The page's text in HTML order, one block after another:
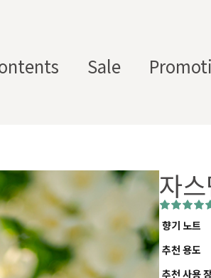
Sale
서 제공하는 프래그런스 오일, 천연 원료,
, 그 비율 그대로 향료를 배합·생산해 드
저, 룸 스프레이 등 다양한 제품에 활용할
트
타블렛
케어
저/석
고자
향기 노트
추천 용도
추천 사용